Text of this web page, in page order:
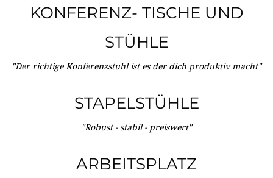
KONFERENZ- TISCHE UND
STÜHLE
"Der richtige Konferenzstuhl ist es der dich produktiv macht"
STAPELSTÜHLE
"Robust - stabil - preiswert"
ARBEITSPLATZ